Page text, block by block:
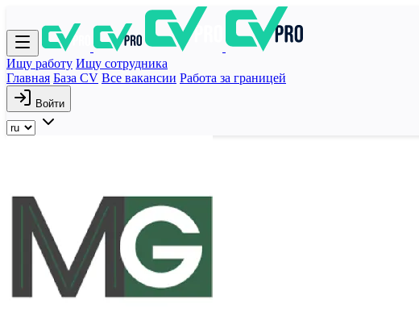
Ищу работу Ищу сотрудника
Главная База CV Все вакансии Работа за границей
Войти